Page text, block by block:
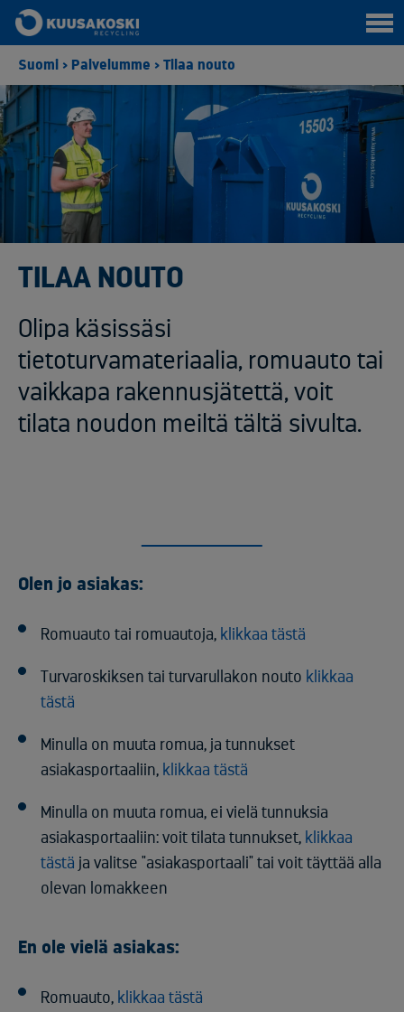
Suomi > Palvelumme > Tilaa nouto
TILAA NOUTO
Olipa käsissäsi
tietoturvamateriaalia, romuauto tai
vaikkapa rakennusjätettä, voit
tilata noudon meiltä tältä sivulta.
Olen jo asiakas:
Romuauto tai romuautoja, klikkaa tästä
Turvaroskiksen tai turvarullakon nouto klikkaa
tästä
Minulla on muuta romua, ja tunnukset
asiakasportaaliin, klikkaa tästä
Minulla on muuta romua, ei vielä tunnuksia
asiakasportaaliin: voit tilata tunnukset, klikkaa
tästä ja valitse "asiakasportaali" tai voit täyttää alla
olevan lomakkeen
En ole vielä asiakas:
Romuauto, klikkaa tästä